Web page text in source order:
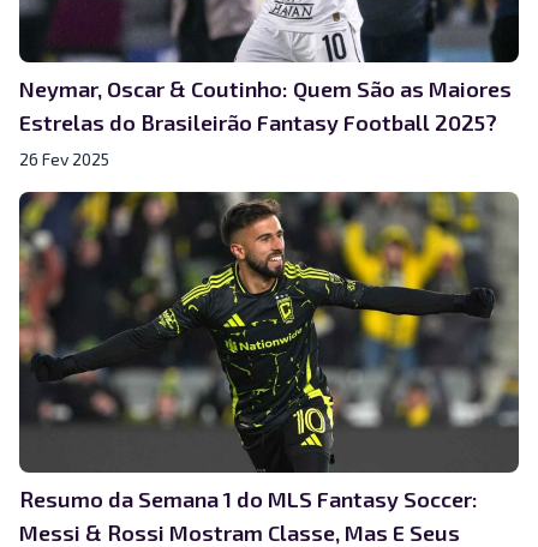
Neymar, Oscar & Coutinho: Quem São as Maiores
Estrelas do Brasileirão Fantasy Football 2025?
26 Fev 2025
Resumo da Semana 1 do MLS Fantasy Soccer:
Messi & Rossi Mostram Classe, Mas E Seus